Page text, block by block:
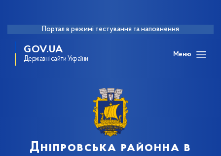
Портал в режимі тестування та наповнення
GOV.UA
Державні сайти України
Меню
Дніпровська районна в